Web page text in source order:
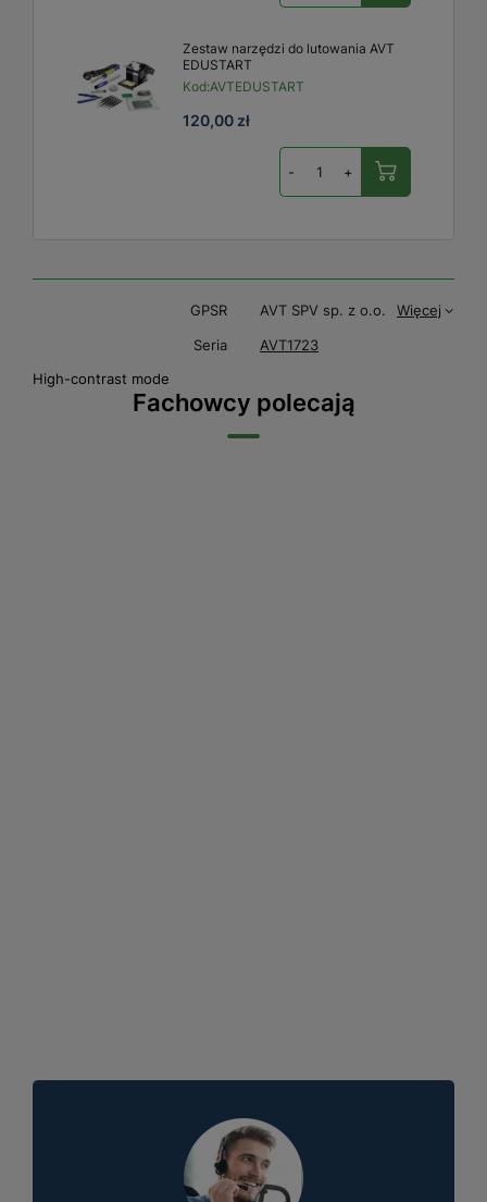
Zestaw narzędzi do lutowania AVT
EDUSTART
Kod:AVTEDUSTART
120,00 zł
- +
GPSR AVT SPV sp. z o.o.
Więcej
Seria
AVT1723
High-contrast mode
Fachowcy polecają